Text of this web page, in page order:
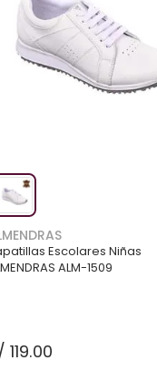
Escolares Niñas
ALM-1509
119.00